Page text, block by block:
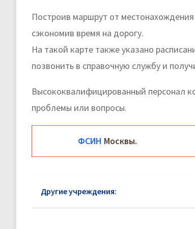
Построив маршрут от
сэкономив время на дорогу.
На такой карте также указано
позвонить в справочную службу и
Высококвалифицированный персонал
проблемы или вопросы.
ФСИН Москвы.
Другие учреждения: